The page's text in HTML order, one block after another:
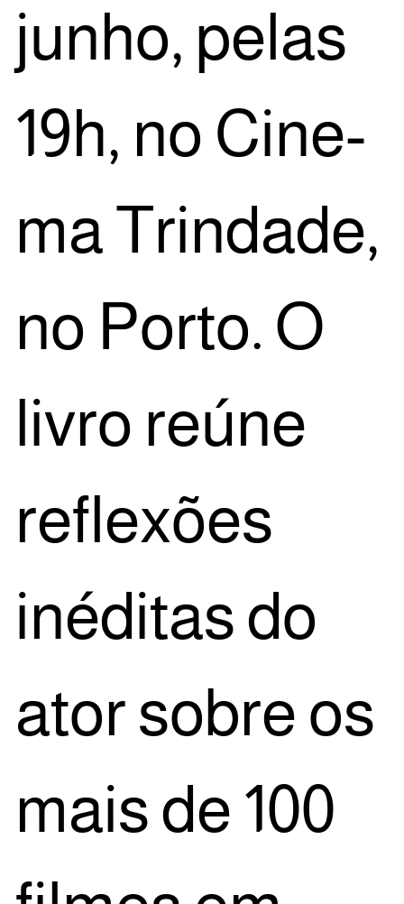
junho, pelas
19h, no Cine­
ma Trin­da­de,
no Por­to. O
livro reú­ne
refle­xões
iné­di­tas do
ator sobre os
mais de 100